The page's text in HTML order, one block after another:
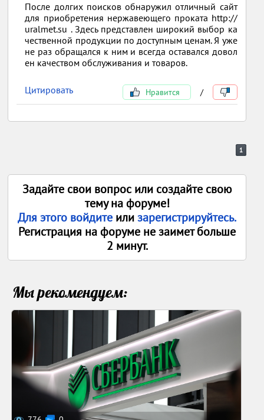
После долгих поисков обнаружил отличный сайт
для приобретения нержавеющего проката http://
uralmet.su . Здесь представлен широкий выбор ка
чественной продукции по доступным ценам. Я уже
не раз обращался к ним и всегда оставался довол
ен качеством обслуживания и товаров.
Цитировать Нравится /
1
Задайте свои вопрос или создайте свою
тему на форуме!
Для этого войдите илизарегистрируйтесь.
Регистрация на форуме не заимет больше
2 минут.
Мы рекомендуем: